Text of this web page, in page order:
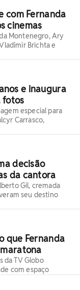
com Fernanda
cinemas
Montenegro, Ary
Brichta e
e inaugura
fotos
especial para
Carrasco,
decisão
da cantora
Gil, cremada
seu destino
que Fernanda
da TV Globo
com espaço